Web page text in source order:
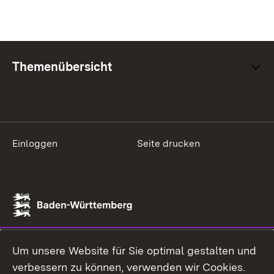
Themenübersicht
Einloggen Seite drucken
Um unsere Website für Sie optimal gestalten und
verbessern zu können, verwenden wir Cookies.